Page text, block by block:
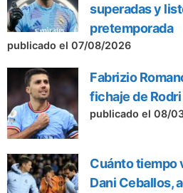
superadas y
pretemporada
publicado el 07/08/2026
Fabrizio
fichaje de
publicado el 08/
Cuánto tiempo
Dani Ceballos,